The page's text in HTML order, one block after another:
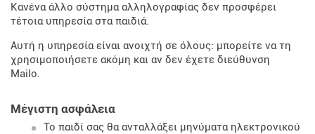
Κανένα άλλο σύστημα αλληλογραφίας δεν προσφέρει
τέτοια υπηρεσία στα παιδιά.
Αυτή η υπηρεσία είναι ανοιχτή σε όλους: μπορείτε να τη
χρησιμοποιήσετε ακόμη και αν δεν έχετε διεύθυνση
Mailo.
Μέγιστη ασφάλεια
Το παιδί σας θα ανταλλάξει μηνύματα ηλεκτρονικού